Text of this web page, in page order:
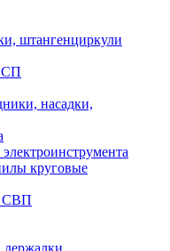
штангенциркули
насадки,
круговые
СВП
держалки